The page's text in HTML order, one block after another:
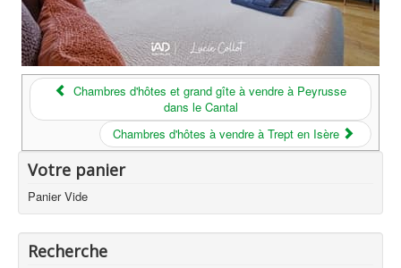
Chambres d'hôtes et grand gîte à vendre à Peyrusse
dans le Cantal
Chambres d'hôtes à vendre à Trept en Isère
Votre panier
Panier Vide
Recherche